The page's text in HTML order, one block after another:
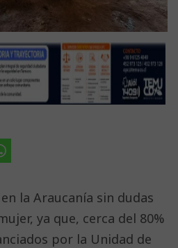
la Araucanía sin dudas
ya que, cerca del 80%
por la Unidad de